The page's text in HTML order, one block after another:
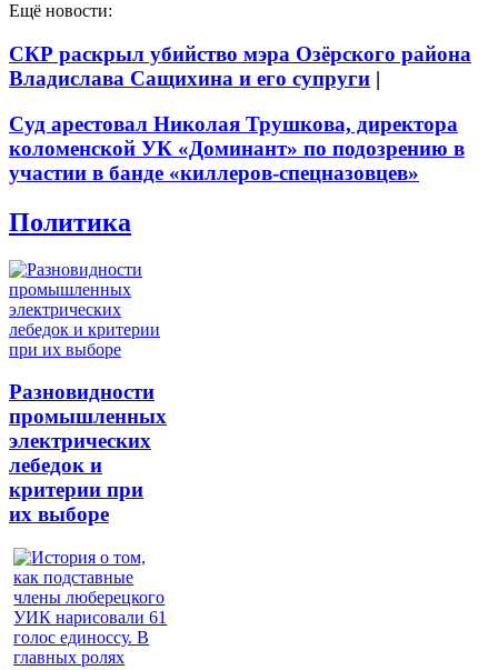
Ещё новости:
СКР раскрыл убийство мэра Озёрского района
Владислава Сащихина и его супруги |
Суд арестовал Николая Трушкова, директора
коломенской УК «Доминант» по подозрению в
участии в банде «киллеров-спецназовцев»
Политика
Разновидности
промышленных
электрических
лебедок и
критерии при
их выборе